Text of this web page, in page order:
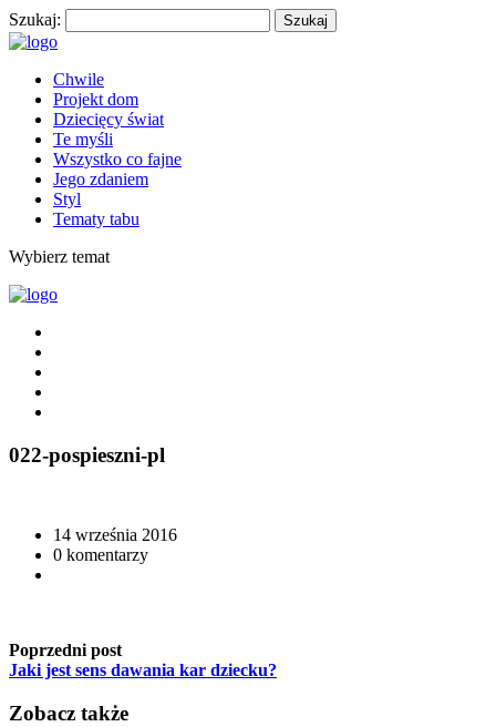
Szukaj:
Chwile
Projekt dom
Dziecięcy świat
Te myśli
Wszystko co fajne
Jego zdaniem
Styl
Tematy tabu
Wybierz temat
022-pospieszni-pl
14 września 2016
0 komentarzy
Poprzedni post
Jaki jest sens dawania kar dziecku?
Zobacz także